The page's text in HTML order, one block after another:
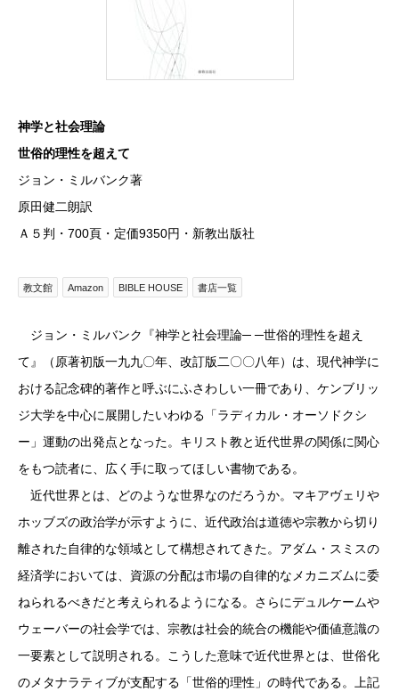
神学と社会理論
世俗的理性を超えて
ジョン・ミルバンク著
原田健二朗訳
Ａ５判・700頁・定価9350円・新教出版社
教文館 Amazon BIBLE HOUSE 書店一覧
ジョン・ミルバンク『神学と社会理論─ ─世俗的理性を超え
て』（原著初版一九九〇年、改訂版二〇〇八年）は、現代神学に
おける記念碑的著作と呼ぶにふさわしい一冊であり、ケンブリッ
ジ大学を中心に展開したいわゆる「ラディカル・オーソドクシ
ー」運動の出発点となった。キリスト教と近代世界の関係に関心
をもつ読者に、広く手に取ってほしい書物である。
近代世界とは、どのような世界なのだろうか。マキアヴェリや
ホッブズの政治学が示すように、近代政治は道徳や宗教から切り
離された自律的な領域として構想されてきた。アダム・スミスの
経済学においては、資源の分配は市場の自律的なメカニズムに委
ねられるべきだと考えられるようになる。さらにデュルケームや
ウェーバーの社会学では、宗教は社会的統合の機能や価値意識の
一要素として説明される。こうした意味で近代世界とは、世俗化
のメタナラティブが支配する「世俗的理性」の時代である。上記